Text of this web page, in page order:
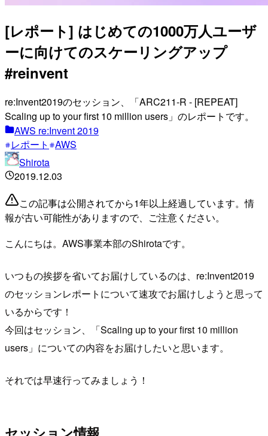
[レポート] はじめての1000万人ユーザ
ーに向けてのスケーリングアップ
#reinvent
re:Invent2019のセッション、「ARC211-R - [REPEAT]
Scaling up to your first 10 million users」のレポートです。
AWS re:Invent 2019
レポート
AWS
Shirota
2019.12.03
この記事は公開されてから1年以上経過しています。情
報が古い可能性がありますので、ご注意ください。
こんにちは。AWS事業本部のShirotaです。
いつもの挨拶を省いてお届けしているのは、re:Invent2019
のセッションレポートについて速攻でお届けしようと思って
いるからです！
今回はセッション、「Scaling up to your first 10 million
users」についての内容をお届けしたいと思います。
それでは早速行ってみましょう！